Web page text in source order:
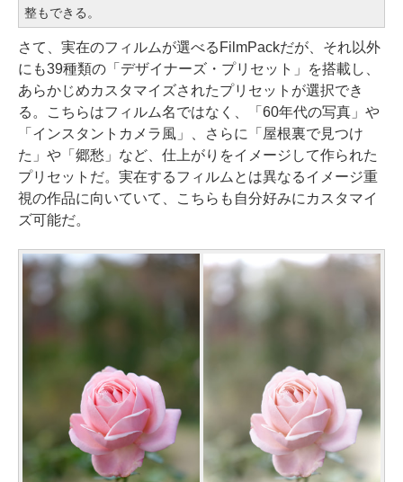
整もできる。
さて、実在のフィルムが選べるFilmPackだが、それ以外
にも39種類の「デザイナーズ・プリセット」を搭載し、
あらかじめカスタマイズされたプリセットが選択でき
る。こちらはフィルム名ではなく、「60年代の写真」や
「インスタントカメラ風」、さらに「屋根裏で見つけ
た」や「郷愁」など、仕上がりをイメージして作られた
プリセットだ。実在するフィルムとは異なるイメージ重
視の作品に向いていて、こちらも自分好みにカスタマイ
ズ可能だ。